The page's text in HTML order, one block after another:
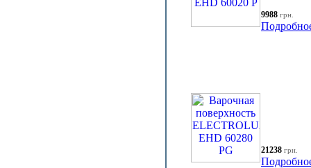
9988 грн.
21238 грн.